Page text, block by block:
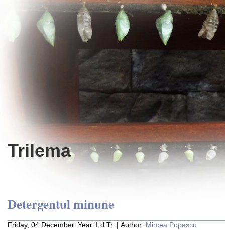
Trilema
Detergentul minune
Friday, 04 December, Year 1 d.Tr. | Author: Mircea Popescu